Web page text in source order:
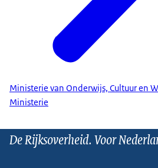
Ministerie van Onderwijs, Cultuur en
Ministerie
De Rijksoverheid. Voor